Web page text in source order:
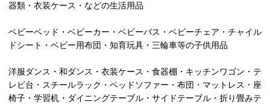
器類・衣装ケース・などの生活用品
ベビーベッド・ベビーカー・ベビーバス・ベビーチェア・チャイル
ドシート・ベビー用布団・知育玩具・三輪車等の子供用品
洋服ダンス・和ダンス・衣装ケース・食器棚・キッチンワゴン・テ
レビ台・スチールラック・ベッドソファー・布団・マットレス・座
椅子・学習机・ダイニングテーブル・サイドテーブル・折り畳みテ